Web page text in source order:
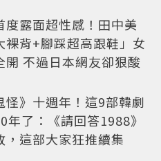
度露面超性感！田中美
裸背+腳踩超高跟鞋」女
開 不過日本網友卻狠酸
怪》十週年！這9部韓劇
年了：《請回答1988》
，這部大家狂推續集